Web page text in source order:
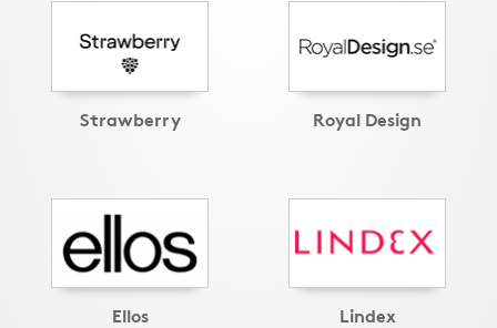
Strawberry Royal Design
Ellos Lindex